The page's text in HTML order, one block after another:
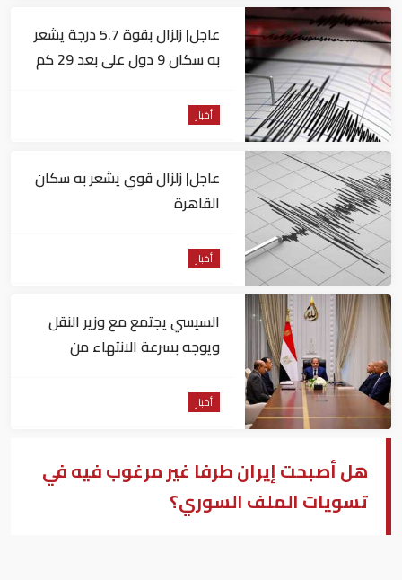
عاجل| زلزال بقوة 5.7 درجة يشعر
به سكان 9 دول على بعد 29 كم
أخبار
عاجل| زلزال قوي يشعر به سكان
القاهرة
أخبار
السيسي يجتمع مع وزير النقل
ويوجه بسرعة الانتهاء من
أخبار
هل أصبحت إيران طرفا غير مرغوب فيه في
تسويات الملف السوري؟